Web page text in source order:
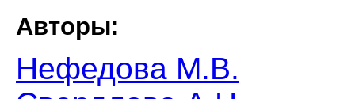
Авторы:
Нефедова М.В.